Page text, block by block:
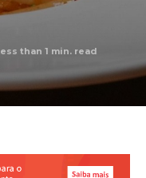
than 1 min. read